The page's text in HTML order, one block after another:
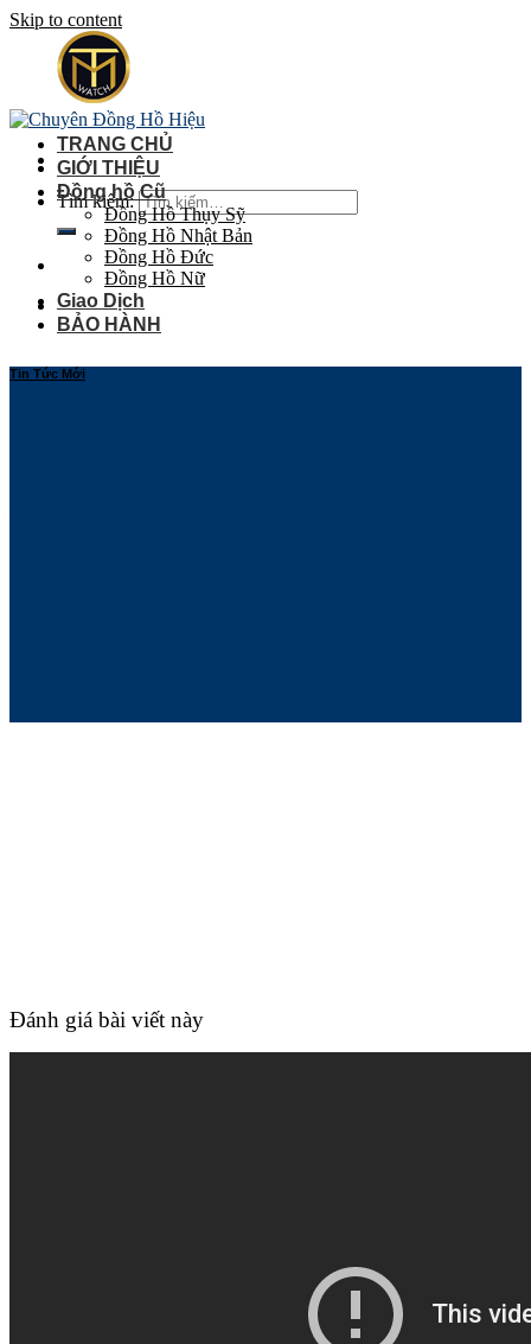
Skip to content
Tìm kiếm:
TRANG CHỦ
GIỚI THIỆU
Đồng hồ Cũ
Đồng Hồ Thụy Sỹ
Đồng Hồ Nhật Bản
Đồng Hồ Đức
Đồng Hồ Nữ
Giao Dịch
BẢO HÀNH
Tin Tức Mới
Đánh giá bài viết này